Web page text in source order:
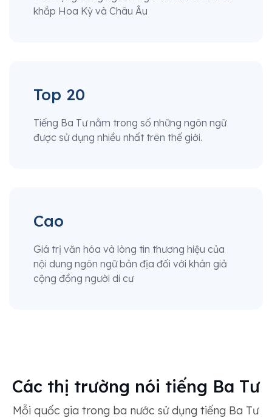
khắp Hoa Kỳ và Châu Âu
Top 20
Tiếng Ba Tư nằm trong số những ngôn ngữ
được sử dụng nhiều nhất trên thế giới.
Cao
Giá trị văn hóa và lòng tin thương hiệu của
nội dung ngôn ngữ bản địa đối với khán giả
cộng đồng người di cư
Các thị trường nói tiếng Ba Tư
Mỗi quốc gia trong ba nước sử dụng tiếng Ba Tư